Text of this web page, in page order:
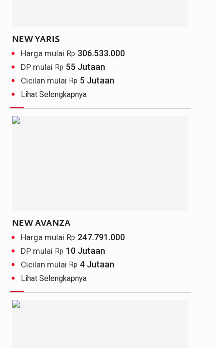
NEW YARIS
Harga mulai Rp 306.533.000
DP mulai Rp 55 Jutaan
Cicilan mulai Rp 5 Jutaan
Lihat Selengkapnya
NEW AVANZA
Harga mulai Rp 247.791.000
DP mulai Rp 10 Jutaan
Cicilan mulai Rp 4 Jutaan
Lihat Selengkapnya